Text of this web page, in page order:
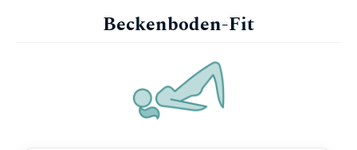
Beckenboden-Fit